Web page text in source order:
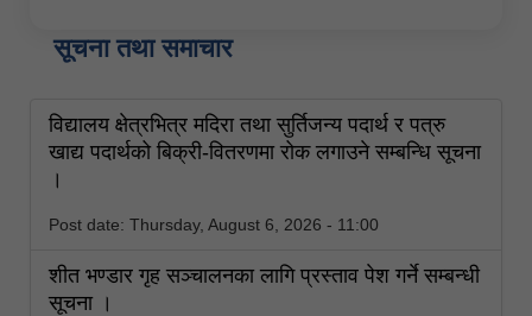
सूचना तथा समाचार
विद्यालय क्षेत्रभित्र मदिरा तथा सुर्तिजन्य पदार्थ र पत्रु
खाद्य पदार्थको बिक्री-वितरणमा रोक लगाउने सम्बन्धि सूचना
।
Post date: Thursday, August 6, 2026 - 11:00
शीत भण्डार गृह सञ्चालनका लागि प्रस्ताव पेश गर्ने सम्बन्धी
सूचना ।